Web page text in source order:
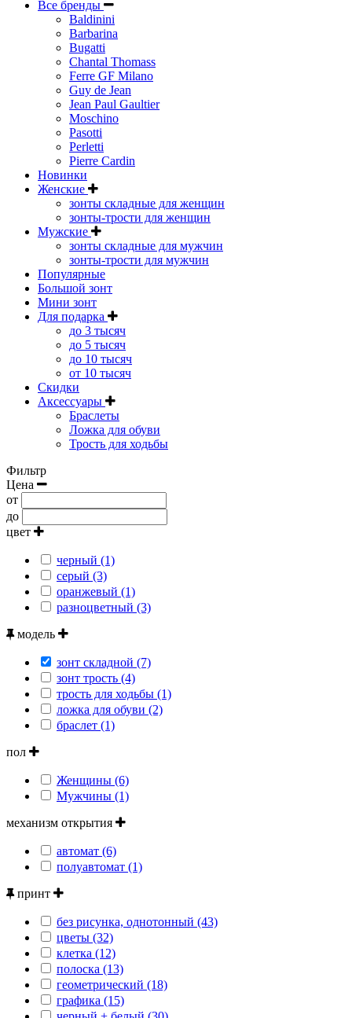
Все бренды
Baldinini
Barbarina
Bugatti
Chantal Thomass
Ferre GF Milano
Guy de Jean
Jean Paul Gaultier
Moschino
Pasotti
Perletti
Pierre Cardin
Новинки
Женские
зонты складные для женщин
зонты-трости для женщин
Мужские
зонты складные для мужчин
зонты-трости для мужчин
Популярные
Большой зонт
Мини зонт
Для подарка
до 3 тысяч
до 5 тысяч
до 10 тысяч
от 10 тысяч
Скидки
Аксессуары
Браслеты
Ложка для обуви
Трость для ходьбы
Фильтр
Цена
от
до
цвет
черный (1)
серый (3)
оранжевый (1)
разноцветный (3)
модель
зонт складной (7)
зонт трость (4)
трость для ходьбы (1)
ложка для обуви (2)
браслет (1)
пол
Женщины (6)
Мужчины (1)
механизм открытия
автомат (6)
полуавтомат (1)
принт
без рисунка, однотонный (43)
цветы (32)
клетка (12)
полоска (13)
геометрический (18)
графика (15)